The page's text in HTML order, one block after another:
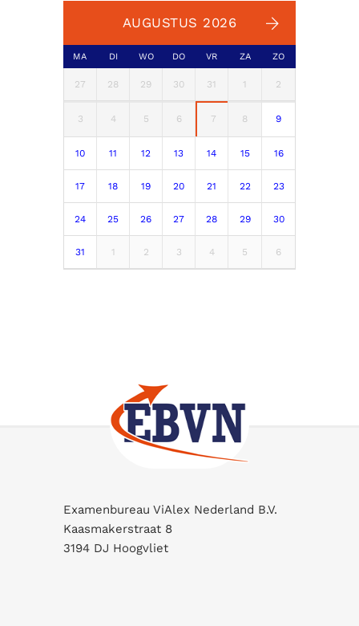
AUGUSTUS 2026
MA DI WO DO VR ZA ZO
27 28 29 30 31 1 2
3 4 5 6 7 8 9
10 11 12 13 14 15 16
17 18 19 20 21 22 23
24 25 26 27 28 29 30
31 1 2 3 4 5 6
Examenbureau ViAlex Nederland B.V.
Kaasmakerstraat 8
3194 DJ Hoogvliet